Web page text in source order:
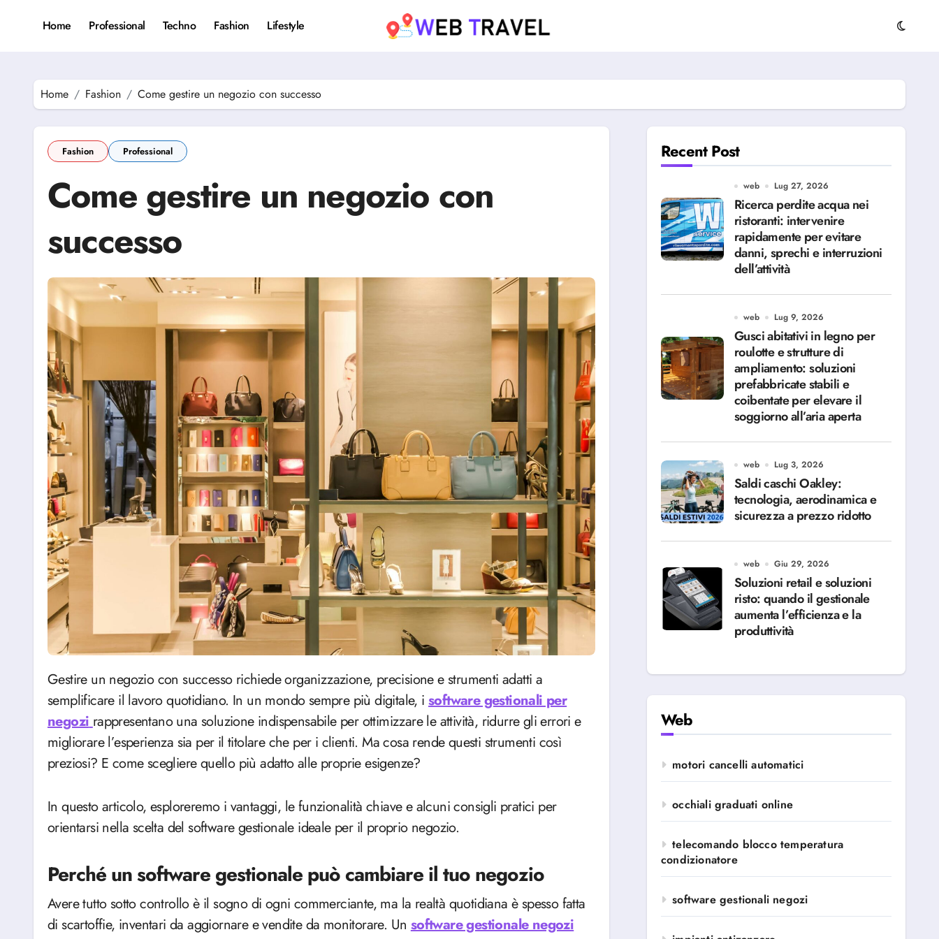
Home Professional Techno Fashion Lifestyle
Home Fashion Come gestire un negozio con successo
Fashion Professional
Come gestire un negozio con
successo
Gestire un negozio con successo richiede organizzazione, precisione e strumenti adatti a
semplificare il lavoro quotidiano. In un mondo sempre più digitale, i software gestionali per
negozirappresentano una soluzione indispensabile per ottimizzare le attività, ridurre gli errori e
migliorare l’esperienza sia per il titolare che per i clienti. Ma cosa rende questi strumenti così
preziosi? E come scegliere quello più adatto alle proprie esigenze?
In questo articolo, esploreremo i vantaggi, le funzionalità chiave e alcuni consigli pratici per
orientarsi nella scelta del software gestionale ideale per il proprio negozio.
Perché un software gestionale può cambiare il tuo negozio
Avere tutto sotto controllo è il sogno di ogni commerciante, ma la realtà quotidiana è spesso fatta
di scartoffie, inventari da aggiornare e vendite da monitorare. Unsoftware gestionale negozi
Recent Post
web Lug 27, 2026
Ricerca perdite acqua nei
ristoranti: intervenire
rapidamente per evitare
danni, sprechi e interruzioni
dell’attività
web Lug 9, 2026
Gusci abitativi in legno per
roulotte e strutture di
ampliamento: soluzioni
prefabbricate stabili e
coibentate per elevare il
soggiorno all’aria aperta
web Lug 3, 2026
Saldi caschi Oakley:
tecnologia, aerodinamica e
sicurezza a prezzo ridotto
web Giu 29, 2026
Soluzioni retail e soluzioni
risto: quando il gestionale
aumenta l’efficienza e la
produttività
Web
motori cancelli automatici
occhiali graduati online
telecomando blocco temperatura
condizionatore
software gestionali negozi